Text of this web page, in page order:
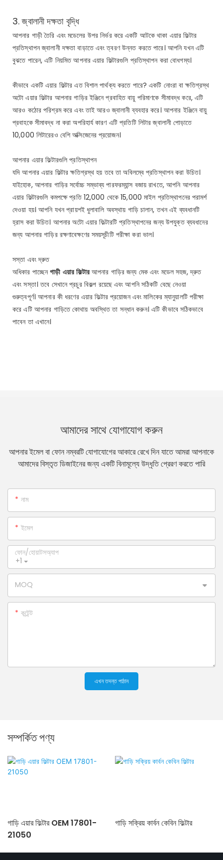
3. জ্বালানী দক্ষতা বৃদ্ধি
আপনার গাড়ী তৈরি এবং মডেলের উপর নির্ভর করে একটি আটকে থাকা এয়ার ফিল্টার
প্রতিস্থাপন জ্বালানী দক্ষতা বাড়াতে এবং ত্বরণ উন্নত করতে পারে। আপনি যখন এটি
বুঝতে পারেন, এটি নিয়মিত আপনার এয়ার ফিল্টারগুলি প্রতিস্থাপন করা বোধগম্য।
কীভাবে একটি এয়ার ফিল্টার এত বিশাল পার্থক্য করতে পারে? একটি নোংরা বা ক্ষতিগ্রস্থ
অটো এয়ার ফিল্টার আপনার গাড়ির ইঞ্জিনে প্রবাহিত বায়ু পরিমাণকে সীমাবদ্ধ করে, এটি
আরও কঠোর পরিশ্রম করে এবং তাই আরও জ্বালানী ব্যবহার করে। আপনার ইঞ্জিনে বায়ু
প্রবাহকে সীমাবদ্ধ না করা অপরিহার্য কারণ এটি প্রতিটি লিটার জ্বালানী পোড়াতে
10,000 লিটারেরও বেশি অক্সিজেনের প্রয়োজন।
আপনার এয়ার ফিল্টারগুলি প্রতিস্থাপন
যদি আপনার এয়ার ফিল্টার ক্ষতিগ্রস্থ হয় তবে তা অবিলম্বে প্রতিস্থাপন করা উচিত।
যাইহোক, আপনার গাড়ির সর্বোচ্চ সম্ভাব্য পারফরম্যান্স বজায় রাখতে, আপনি আপনার
এয়ার ফিল্টারগুলি কমপক্ষে প্রতি 12,000 থেকে 15,000 মাইল প্রতিস্থাপনের পরামর্শ
দেওয়া হয়। আপনি যখন প্রায়শই ধুলাবালি অবস্থায় গাড়ি চালান, তখন এই ব্যবধানটি
হ্রাস করা উচিত। আপনার অটো এয়ার ফিল্টারটি প্রতিস্থাপনের জন্য উপযুক্ত ব্যবধানের
জন্য আপনার গাড়ির রক্ষণাবেক্ষণের সময়সূচীটি পরীক্ষা করা ভাল।
সস্তা এবং দ্রুত
অধিকার পাচ্ছেনগাড়ী এয়ার ফিল্টার আপনার গাড়ির জন্য মেক এবং মডেল সহজ, দ্রুত
এবং সস্তা। তবে সেখানে প্রচুর বিকল্প রয়েছে এবং আপনি সঠিকটি বেছে নেওয়া
গুরুত্বপূর্ণ। আপনার কী ধরণের এয়ার ফিল্টার প্রয়োজন এবং মালিকের ম্যানুয়ালটি পরীক্ষা
করে এটি আপনার গাড়িতে কোথায় অবস্থিত তা সন্ধান করুন। এটি কীভাবে সঠিকভাবে
পাবেন তা এখানে।
আমাদের সাথে যোগাযোগ করুন
আপনার ইমেল বা ফোন নম্বরটি যোগাযোগের আকারে রেখে দিন যাতে আমরা আপনাকে
আমাদের বিস্তৃত ডিজাইনের জন্য একটি বিনামূল্যে উদ্ধৃতি প্রেরণ করতে পারি
নাম
ইমেল
+1
ফোন/হোয়াটসঅ্যাপ
MOQ
কন্টেন্ট
এখন তদন্ত পাঠান
সম্পর্কিত পণ্য
গাড়ি এয়ার ফিল্টার OEM 17801-
21050
গাড়ি সক্রিয় কার্বন কেবিন ফিল্টার